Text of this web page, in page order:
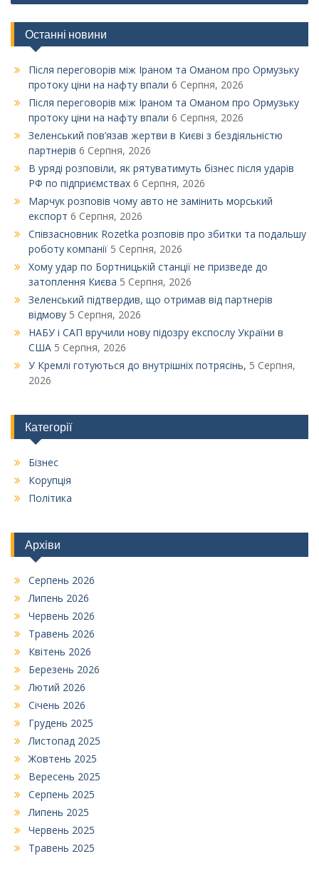
Останні новини
Після переговорів між Іраном та Оманом про Ормузьку
протоку ціни на нафту впали 6 Серпня, 2026
Після переговорів між Іраном та Оманом про Ормузьку
протоку ціни на нафту впали 6 Серпня, 2026
Зеленський пов’язав жертви в Києві з бездіяльністю
партнерів 6 Серпня, 2026
В уряді розповіли, як рятуватимуть бізнес після ударів
РФ по підприємствах 6 Серпня, 2026
Марчук розповів чому авто не замінить морський
експорт 6 Серпня, 2026
Співзасновник Rozetka розповів про збитки та подальшу
роботу компанії 5 Серпня, 2026
Xому удар по Бортницькій станції не призведе до
затоплення Києва 5 Серпня, 2026
Зеленський підтвердив, що отримав від партнерів
відмову 5 Серпня, 2026
НАБУ і САП вручили нову підозру експослу України в
США 5 Серпня, 2026
У Кремлі готуються до внутрішніх потрясінь, 5 Серпня,
2026
Категорії
Бізнес
Корупція
Політика
Архіви
Серпень 2026
Липень 2026
Червень 2026
Травень 2026
Квітень 2026
Березень 2026
Лютий 2026
Січень 2026
Грудень 2025
Листопад 2025
Жовтень 2025
Вересень 2025
Серпень 2025
Липень 2025
Червень 2025
Травень 2025